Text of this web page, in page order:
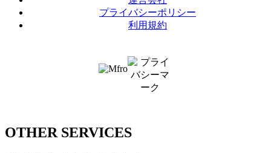
プライバシーポリシー
利用規約
OTHER SERVICES